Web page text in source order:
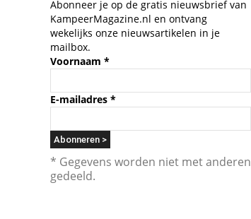
Abonneer je op de gratis nieuwsbrief van
KampeerMagazine.nl en ontvang
wekelijks onze nieuwsartikelen in je
mailbox.
Voornaam *
E-mailadres *
* Gegevens worden niet met anderen
gedeeld.